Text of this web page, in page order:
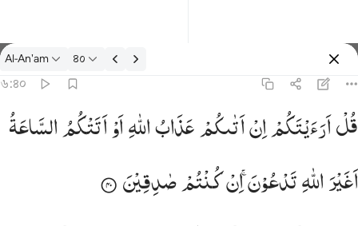
তাফসির: Al-An'am ৬:৪০
Al-An'am ৪০
৬:৪০
اتاكم عذاب الله او اتتكم الساعة اغير الله تدعون ان كنتم صادقين ٤٠
عَذَابُ ٱللَّهِ أَوْ أَتَتْكُمُ ٱلسَّاعَةُ أَغَيْرَ ٱللَّهِ تَدْعُونَ إِن كُنتُمْ صَـٰدِقِينَ ٤٠قُلْاَرَءَیْتَكُمْاِنْاَتٰىكُمْعَذَابُاللّٰهِاَوْاَتَتْكُمُالسَّاعَةُ
اَغَیْرَاللّٰهِتَدْعُوْنَ ۚاِنْكُنْتُمْصٰدِقِیْنَ